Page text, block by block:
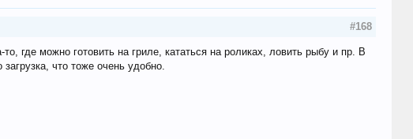
#168
где можно готовить на гриле, кататься на роликах, ловить рыбу и пр. В
что тоже очень удобно.